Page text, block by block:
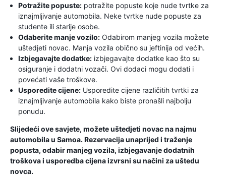
Potražite popuste: potražite popuste koje nude tvrtke za
iznajmljivanje automobila. Neke tvrtke nude popuste za
studente ili starije osobe.
Odaberite manje vozilo: Odabirom manjeg vozila možete
uštedjeti novac. Manja vozila obično su jeftinija od većih.
Izbjegavajte dodatke: izbjegavajte dodatke kao što su
osiguranje i dodatni vozači. Ovi dodaci mogu dodati i
povećati vaše troškove.
Usporedite cijene: Usporedite cijene različitih tvrtki za
iznajmljivanje automobila kako biste pronašli najbolju
ponudu.
Slijedeći ove savjete, možete uštedjeti novac na najmu
automobila u Samoa. Rezervacija unaprijed i traženje
popusta, odabir manjeg vozila, izbjegavanje dodatnih
troškova i usporedba cijena izvrsni su načini za uštedu
novca.